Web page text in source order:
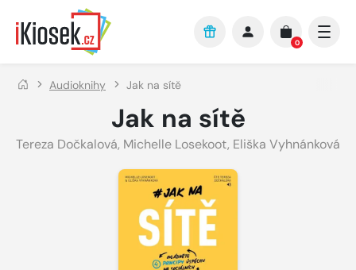
Přejít na hlavní obsah
0
Audioknihy Jak na sítě
Jak na sítě
Tereza Dočkalová, Michelle Losekoot, Eliška Vyhnánková